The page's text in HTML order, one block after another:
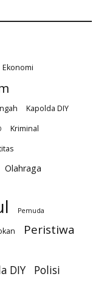
Ekonomi
Kapolda DIY
Kriminal
Olahraga
Pemuda
Peristiwa
DIY
Polisi